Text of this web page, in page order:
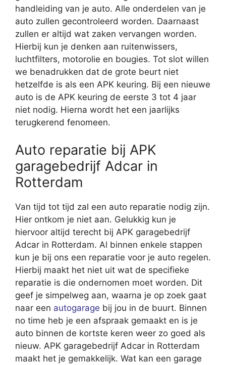
handleiding van je auto. Alle onderdelen van je
auto zullen gecontroleerd worden. Daarnaast
zullen er altijd wat zaken vervangen worden.
Hierbij kun je denken aan ruitenwissers,
luchtfilters, motorolie en bougies. Tot slot willen
we benadrukken dat de grote beurt niet
hetzelfde is als een APK keuring. Bij een nieuwe
auto is de APK keuring de eerste 3 tot 4 jaar
niet nodig. Hierna wordt het een jaarlijks
terugkerend fenomeen.
Auto reparatie bij APK
garagebedrijf Adcar in
Rotterdam
Van tijd tot tijd zal een auto reparatie nodig zijn.
Hier ontkom je niet aan. Gelukkig kun je
hiervoor altijd terecht bij APK garagebedrijf
Adcar in Rotterdam. Al binnen enkele stappen
kun je bij ons een reparatie voor je auto regelen.
Hierbij maakt het niet uit wat de specifieke
reparatie is die ondernomen moet worden. Dit
geef je simpelweg aan, waarna je op zoek gaat
naar een autogarage bij jou in de buurt. Binnen
no time heb je een afspraak gemaakt en is je
auto binnen de kortste keren weer zo goed als
nieuw. APK garagebedrijf Adcar in Rotterdam
maakt het je gemakkelijk. Wat kan een garage